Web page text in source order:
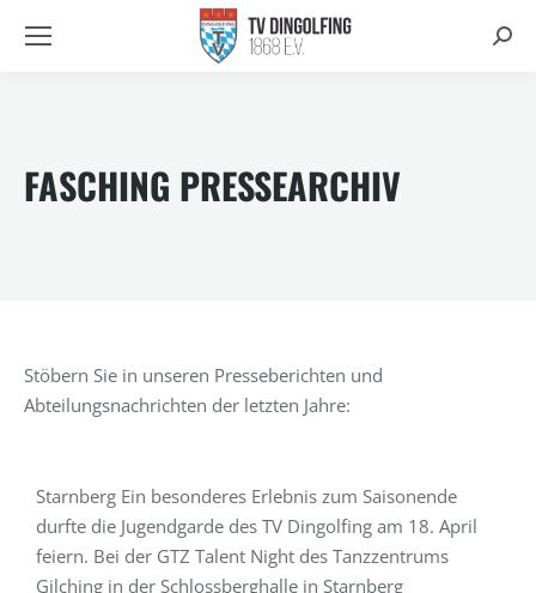
FASCHING PRESSEARCHIV
Stöbern Sie in unseren Presseberichten und
Abteilungsnachrichten der letzten Jahre:
Fasching – Erfolgreicher Saisonabschluss der
Jugendgarde
Starnberg Ein besonderes Erlebnis zum Saisonende
durfte die Jugendgarde des TV Dingolfing am 18. April
feiern. Bei der GTZ Talent Night des Tanzzentrums
Gilching in der Schlossberghalle in Starnberg